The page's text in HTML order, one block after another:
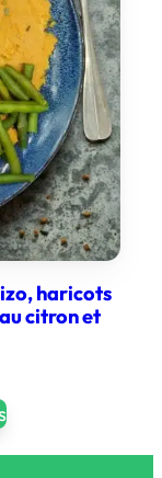
haricots
citron et